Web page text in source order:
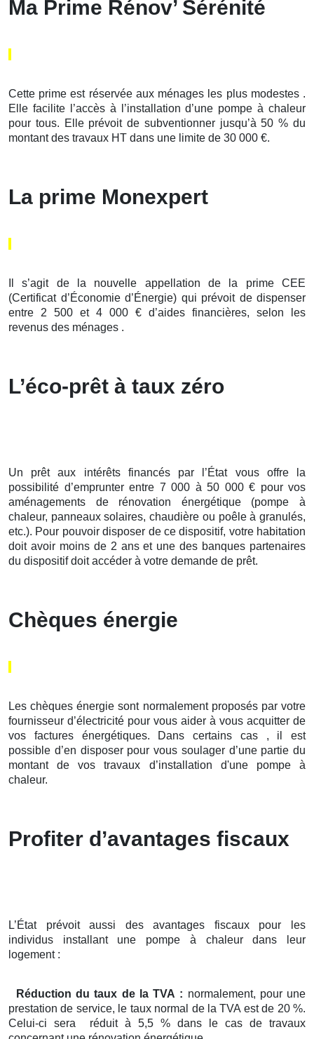
Ma Prime Rénov’ Sérénité
Cette prime est réservée aux ménages les plus modestes .
Elle facilite l’accès à l’installation d’une pompe à chaleur
pour tous. Elle prévoit de subventionner jusqu’à 50 % du
montant des travaux HT dans une limite de 30 000 €.
La prime Monexpert
Il s’agit de la nouvelle appellation de la prime CEE
(Certificat d’Économie d’Énergie) qui prévoit de dispenser
entre 2 500 et 4 000 € d’aides financières, selon les
revenus des ménages .
L’éco-prêt à taux zéro
Un prêt aux intérêts financés par l’État vous offre la
possibilité d’emprunter entre 7 000 à 50 000 € pour vos
aménagements de rénovation énergétique (pompe à
chaleur, panneaux solaires, chaudière ou poêle à granulés,
etc.). Pour pouvoir disposer de ce dispositif, votre habitation
doit avoir moins de 2 ans et une des banques partenaires
du dispositif doit accéder à votre demande de prêt.
Chèques énergie
Les chèques énergie sont normalement proposés par votre
fournisseur d’électricité pour vous aider à vous acquitter de
vos factures énergétiques. Dans certains cas , il est
possible d’en disposer pour vous soulager d’une partie du
montant de vos travaux d’installation d'une pompe à
chaleur.
Profiter d’avantages fiscaux
L’État prévoit aussi des avantages fiscaux pour les
individus installant une pompe à chaleur dans leur
logement :
Réduction du taux de la TVA : normalement, pour une
prestation de service, le taux normal de la TVA est de 20 %.
Celui-ci sera réduit à 5,5 % dans le cas de travaux